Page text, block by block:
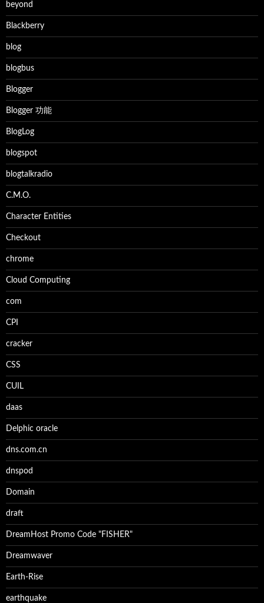
beyond
Blackberry
blog
blogbus
Blogger
Blogger 功能
BlogLog
blogspot
blogtalkradio
C.M.O.
Character Entities
Checkout
chrome
Cloud Computing
com
CPI
cracker
CSS
CUIL
daas
Delphic oracle
dns.com.cn
dnspod
Domain
draft
DreamHost Promo Code "FISHER"
Dreamwaver
Earth-Rise
earthquake